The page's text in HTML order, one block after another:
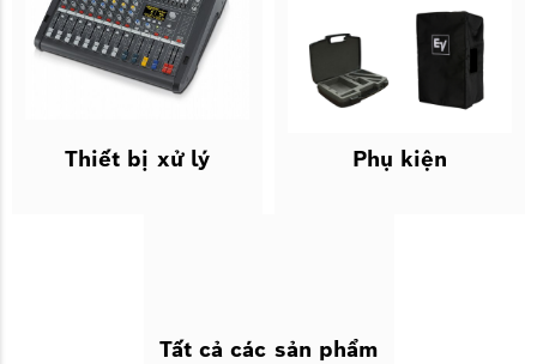
Thiết bị xử lý Phụ kiện
Tất cả các sản phẩm